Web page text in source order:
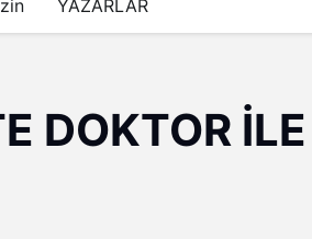
YAZARLAR
DOKTOR